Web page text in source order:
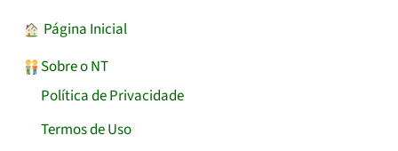
︎ Página Inicial
Sobre o NT
Política de Privacidade
Termos de Uso